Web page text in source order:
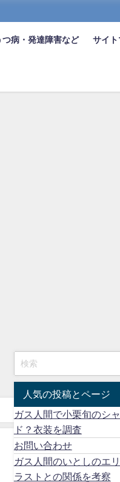
つ病・発達障害など サイ
人気の投稿とページ
ガス人間で小栗旬のシ
ド？衣装を調査
お問い合わせ
ガス人間のいとしのエ
ラストとの関係を考察